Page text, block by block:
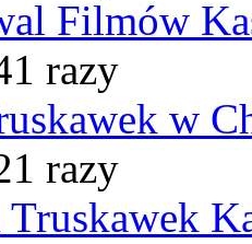
Filmów
razy
w
razy